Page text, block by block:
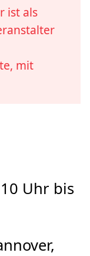
ist als
mit
Uhr bis